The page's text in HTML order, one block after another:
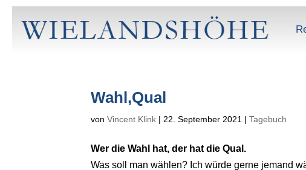
Wahl,Qual
vonVincent Klink |22. September 2021 |Tagebuch
Wer die Wahl hat, der hat die Qual.
Was soll man wählen? Ich würde gerne jemand